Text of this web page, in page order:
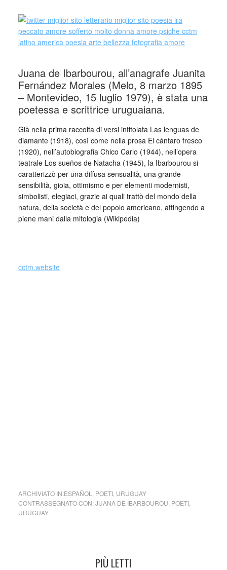
Juana de Ibarbourou, all’anagrafe Juanita
Fernández Morales (Melo, 8 marzo 1895
– Montevideo, 15 luglio 1979), è stata una
poetessa e scrittrice uruguaiana.
Già nella prima raccolta di versi intitolata Las lenguas de
diamante (1918), così come nella prosa El cántaro fresco
(1920), nell’autobiografia Chico Carlo (1944), nell’opera
teatrale Los sueños de Natacha (1945), la Ibarbourou si
caratterizzò per una diffusa sensualità, una grande
sensibilità, gioia, ottimismo e per elementi modernisti,
simbolisti, elegiaci, grazie ai quali trattò del mondo della
natura, della società e del popolo americano, attingendo a
piene mani dalla mitologia (Wikipedia)
cctm.website
ARCHIVIATO IN:ESPAÑOL POETI, URUGUAY
CONTRASSEGNATO CON:JUANA DE IBARBOUROU POETI,
URUGUAY
PIÙ LETTI